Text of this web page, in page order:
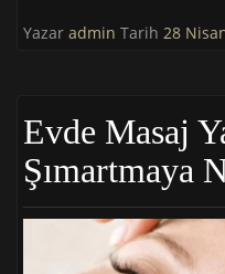
Yazar admin Tarih 28
Evde Masaj
Şımartmaya